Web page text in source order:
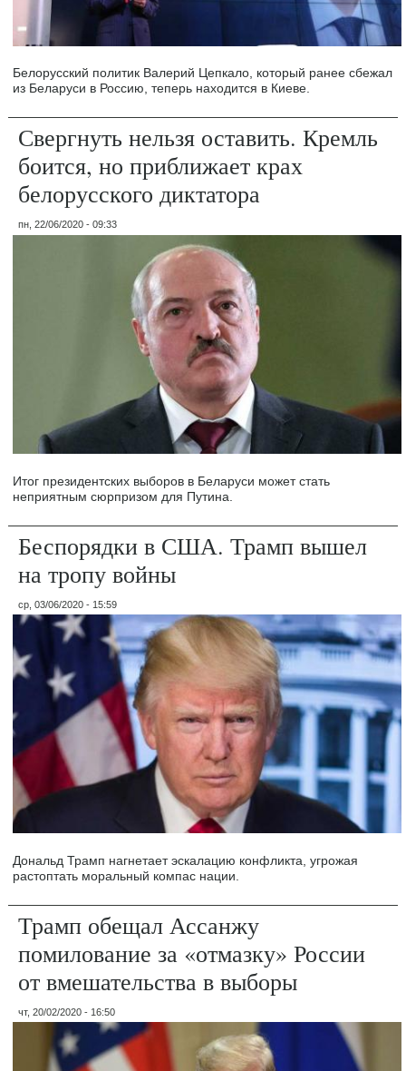
Белорусский политик Валерий Цепкало, который ранее сбежал
из Беларуси в Россию, теперь находится в Киеве.
Свергнуть нельзя оставить. Кремль
боится, но приближает крах
белорусского диктатора
пн, 22/06/2020 - 09:33
Итог президентских выборов в Беларуси может стать
неприятным сюрпризом для Путина.
Беспорядки в США. Трамп вышел
на тропу войны
ср, 03/06/2020 - 15:59
Дональд Трамп нагнетает эскалацию конфликта, угрожая
растоптать моральный компас нации.
Трамп обещал Ассанжу
помилование за «отмазку» России
от вмешательства в выборы
чт, 20/02/2020 - 16:50